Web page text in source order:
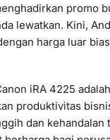
promo
lewatkan. Kini,
harga luar
iRA 4225
produktivitas
dan kehandalan